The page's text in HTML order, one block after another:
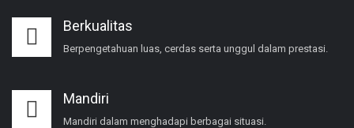
Berkualitas
Berpengetahuan luas, cerdas serta unggul dalam prestasi.
Mandiri
Mandiri dalam menghadapi berbagai situasi.